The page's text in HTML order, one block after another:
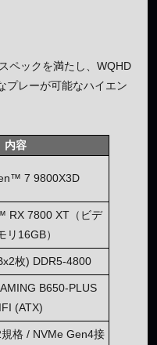
ペックを満たし、WQHD
プレーが可能なハイエン
内容
7 9800X3D
RX 7800 XT（ビデ
リ16GB）
枚) DDR5-4800
B650-PLUS
(ATX)
格 / NVMe Gen4接